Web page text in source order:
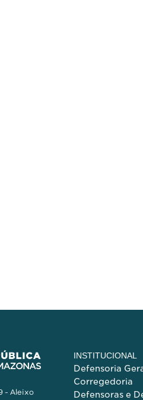
- Aleixo
INSTITUCIONAL
Defensoria
Corregedoria
Defensoras e